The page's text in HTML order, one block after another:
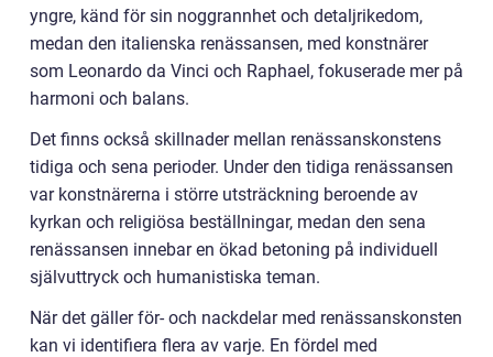
yngre, känd för sin noggrannhet och detaljrikedom,
medan den italienska renässansen, med konstnärer
som Leonardo da Vinci och Raphael, fokuserade mer på
harmoni och balans.
Det finns också skillnader mellan renässanskonstens
tidiga och sena perioder. Under den tidiga renässansen
var konstnärerna i större utsträckning beroende av
kyrkan och religiösa beställningar, medan den sena
renässansen innebar en ökad betoning på individuell
självuttryck och humanistiska teman.
När det gäller för- och nackdelar med renässanskonsten
kan vi identifiera flera av varje. En fördel med